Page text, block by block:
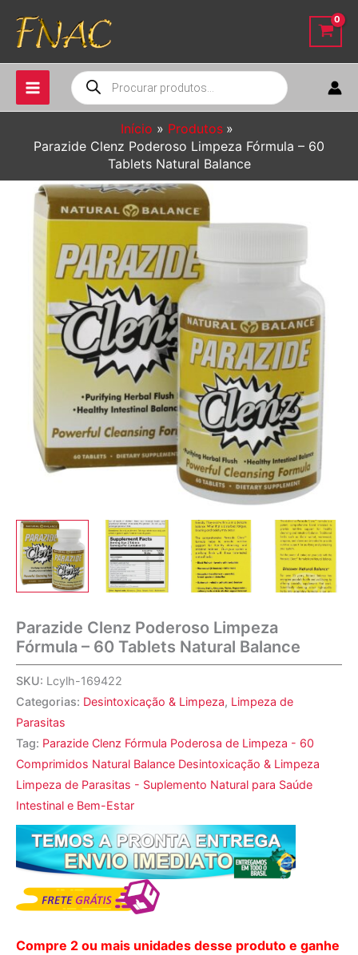
para
conteúdo
Pesquisar
produtos
Início
Produtos
Parazide Clenz Poderoso Limpeza Fórmula – 60
Tablets Natural Balance
Parazide Clenz Poderoso Limpeza
Fórmula – 60 Tablets Natural Balance
SKU: Lcylh-169422
Categorias: Desintoxicação & Limpeza, Limpeza de
Parasitas
Tag: Parazide Clenz Fórmula Poderosa de Limpeza - 60
Comprimidos Natural Balance Desintoxicação & Limpeza
Limpeza de Parasitas - Suplemento Natural para Saúde
Intestinal e Bem-Estar
Compre 2 ou mais unidades desse produto e ganhe